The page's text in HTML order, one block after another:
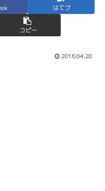
はてブ
コピー
2016.04.28